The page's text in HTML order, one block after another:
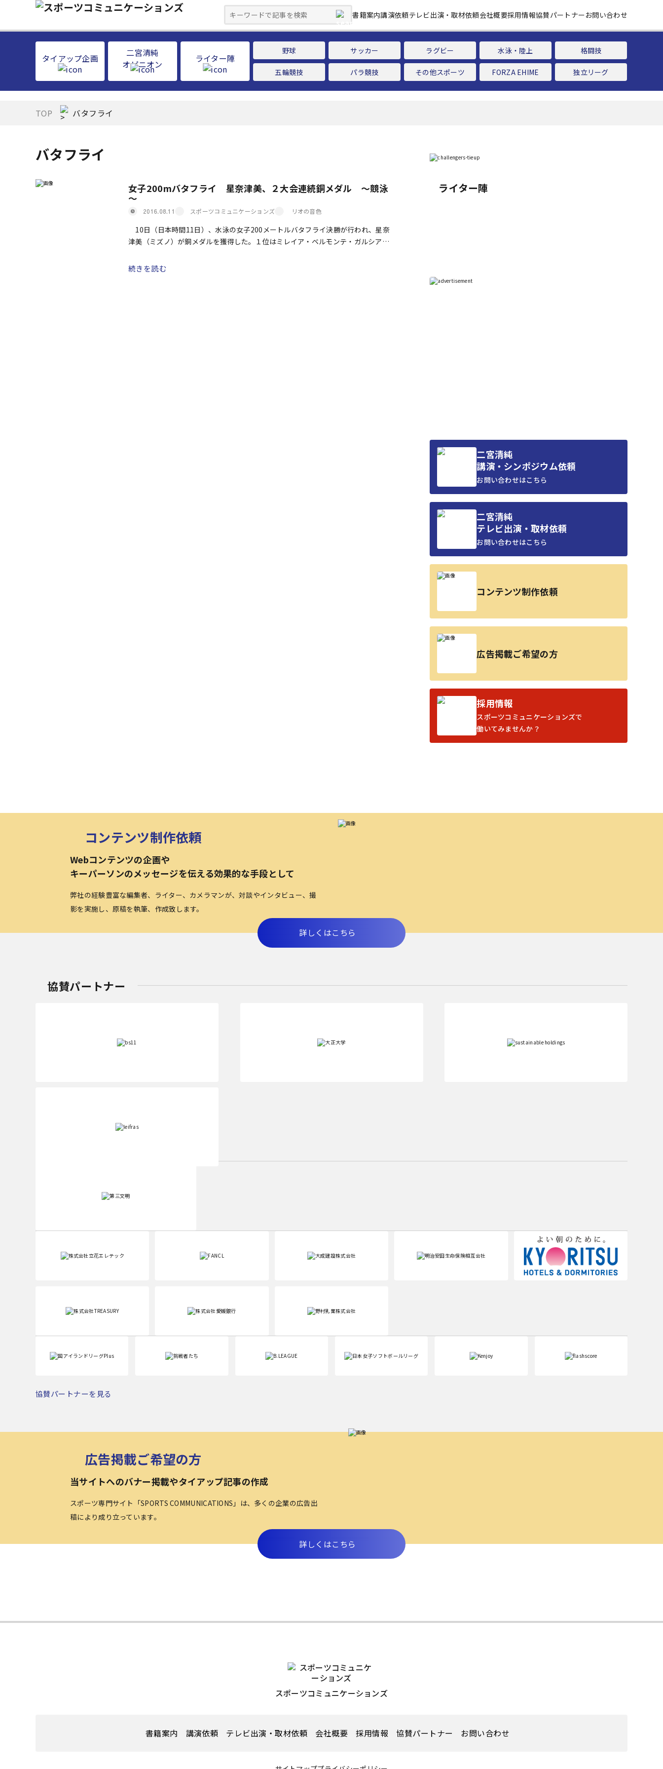
書籍案内講演依頼テレビ出演・取材依頼会社概要採用情報協賛パートナーお問い合わせ
タイアップ企画
二宮清純
オピニオン
ライター陣
野球 サッカー ラグビー 水泳・陸上 格闘技
五輪競技 パラ競技 その他スポーツ FORZA EHIME 独立リーグ
TOP バタフライ
バタフライ
女子200mバタフライ 星奈津美、２大会連続銅メダル ～競泳
～
2016.08.11 スポーツコミュニケーションズ リオの音色
10日（日本時間11日）、水泳の女子200メートルバタフライ決勝が行われ、星奈
津美（ミズノ）が銅メダルを獲得した。１位はミレイア・ベルモンテ・ガルシア
続きを読む
ライター陣
二宮清純
講演・シンポジウム依頼
お問い合わせはこちら
二宮清純
テレビ出演・取材依頼
お問い合わせはこちら
コンテンツ制作依頼
広告掲載ご希望の方
採用情報
スポーツコミュニケーションズで
働いてみませんか？
コンテンツ制作依頼
Webコンテンツの企画や
キーパーソンのメッセージを伝える効果的な手段として
弊社の経験豊富な編集者、ライター、カメラマンが、対談やインタビュー、撮
影を実施し、原稿を執筆、作成致します。
詳しくはこちら
協賛パートナー
協賛パートナーを見る
広告掲載ご希望の方
当サイトへのバナー掲載やタイアップ記事の作成
スポーツ専門サイト「SPORTS COMMUNICATIONS」は、多くの企業の広告出
稿により成り立っています。
詳しくはこちら
スポーツコミュニケーションズ
書籍案内 講演依頼 テレビ出演・取材依頼 会社概要 採用情報 協賛パートナー お問い合わせ